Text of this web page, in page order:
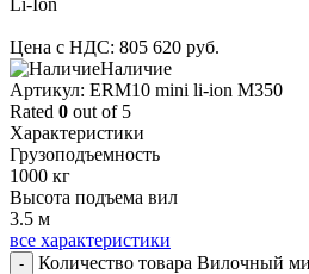
Цена с НДС: 805 620 руб.
Наличие
Aртикул: ERM10 mini li-ion M350
Rated 0 out of 5
Характеристики
Грузоподъемность
1000 кг
Высота подъема вил
3.5 м
все характеристики
-
Количество товара Вилочный